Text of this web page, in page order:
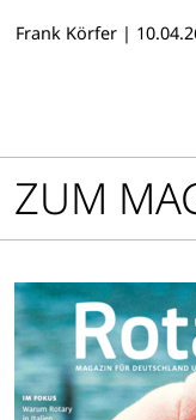
Frank Körfer |
ZUM